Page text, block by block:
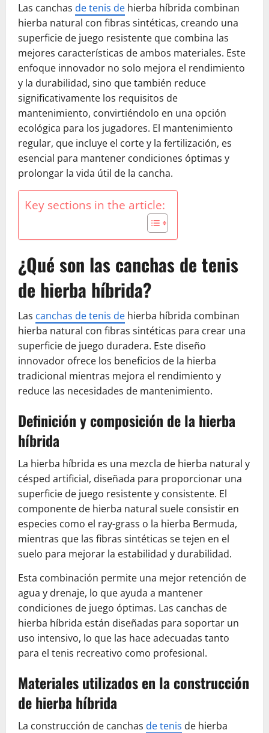
Las canchas de tenis de hierba híbrida combinan
hierba natural con fibras sintéticas, creando una
superficie de juego resistente que combina las
mejores características de ambos materiales. Este
enfoque innovador no solo mejora el rendimiento
y la durabilidad, sino que también reduce
significativamente los requisitos de
mantenimiento, convirtiéndolo en una opción
ecológica para los jugadores. El mantenimiento
regular, que incluye el corte y la fertilización, es
esencial para mantener condiciones óptimas y
prolongar la vida útil de la cancha.
Key sections in the article:
¿Qué son las canchas de tenis
de hierba híbrida?
Las canchas de tenis de hierba híbrida combinan
hierba natural con fibras sintéticas para crear una
superficie de juego duradera. Este diseño
innovador ofrece los beneficios de la hierba
tradicional mientras mejora el rendimiento y
reduce las necesidades de mantenimiento.
Definición y composición de la hierba
híbrida
La hierba híbrida es una mezcla de hierba natural y
césped artificial, diseñada para proporcionar una
superficie de juego resistente y consistente. El
componente de hierba natural suele consistir en
especies como el ray-grass o la hierba Bermuda,
mientras que las fibras sintéticas se tejen en el
suelo para mejorar la estabilidad y durabilidad.
Esta combinación permite una mejor retención de
agua y drenaje, lo que ayuda a mantener
condiciones de juego óptimas. Las canchas de
hierba híbrida están diseñadas para soportar un
uso intensivo, lo que las hace adecuadas tanto
para el tenis recreativo como profesional.
Materiales utilizados en la construcción
de hierba híbrida
La construcción de canchas de tenis de hierba